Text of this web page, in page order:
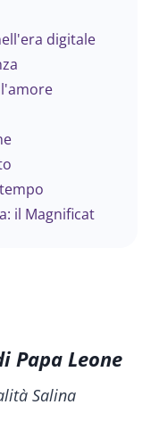
digitale
il Magnificat
Papa Leone
Salina